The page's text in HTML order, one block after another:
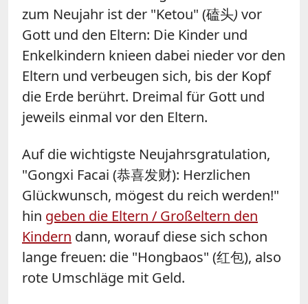
zum Neujahr ist der "Ketou" (磕头) vor
Gott und den Eltern: Die Kinder und
Enkelkindern knieen dabei nieder vor den
Eltern und verbeugen sich, bis der Kopf
die Erde berührt. Dreimal für Gott und
jeweils einmal vor den Eltern.
Auf die wichtigste Neujahrsgratulation,
"Gongxi Facai (恭喜发财): Herzlichen
Glückwunsch, mögest du reich werden!"
hin geben die Eltern / Großeltern den
Kindern dann, worauf diese sich schon
lange freuen: die "Hongbaos" (红包), also
rote Umschläge mit Geld.